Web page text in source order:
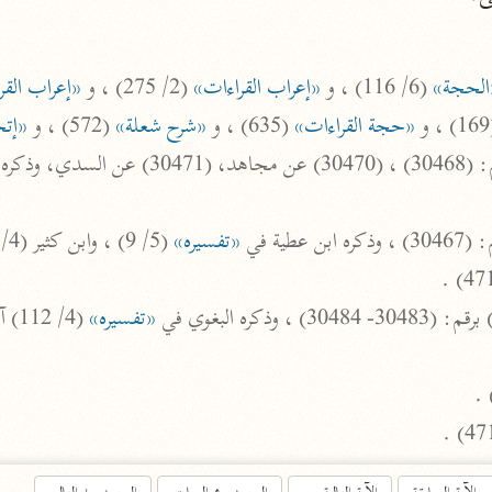
أضواء البيان
محمد الأمين الشنقيطي (١٣٩٤ هـ)
نحو ١١ مجلدًا
البقاعي (٨٨٥ هـ)
نحو ٢٤ مجلدًا
مركَّزة (6/ 116) ، و «إعراب القراءات» (2/ 275) ، و «إعراب
و «حجة القراءات» (635) ، و «شرح شعلة» (572) ، و
«تفسيره» (5/ 9) ، وابن كثير (4/ 95) ولم يعزه لأحد.
«تفسيره»